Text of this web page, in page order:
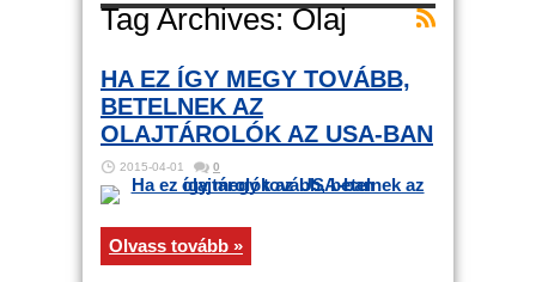
Tag Archives:Olaj
HA EZ ÍGY MEGY TOVÁBB,
BETELNEK AZ
OLAJTÁROLÓK AZ USA-BAN
2015-04-01 0
Olvass tovább »